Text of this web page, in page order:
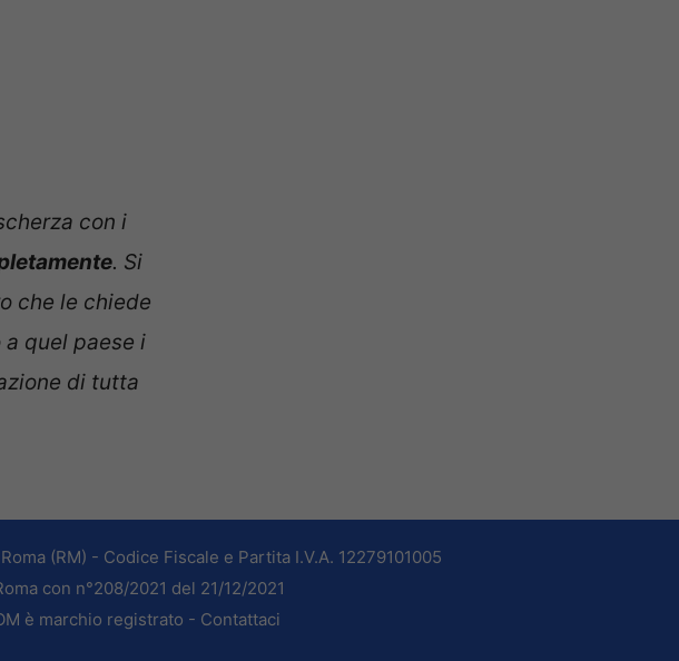
con i
. Si
che le chiede
quel paese i
di tutta
(RM) - Codice Fiscale e Partita I.V.A. 12279101005
con n°208/2021 del 21/12/2021
è marchio registrato - Contattaci